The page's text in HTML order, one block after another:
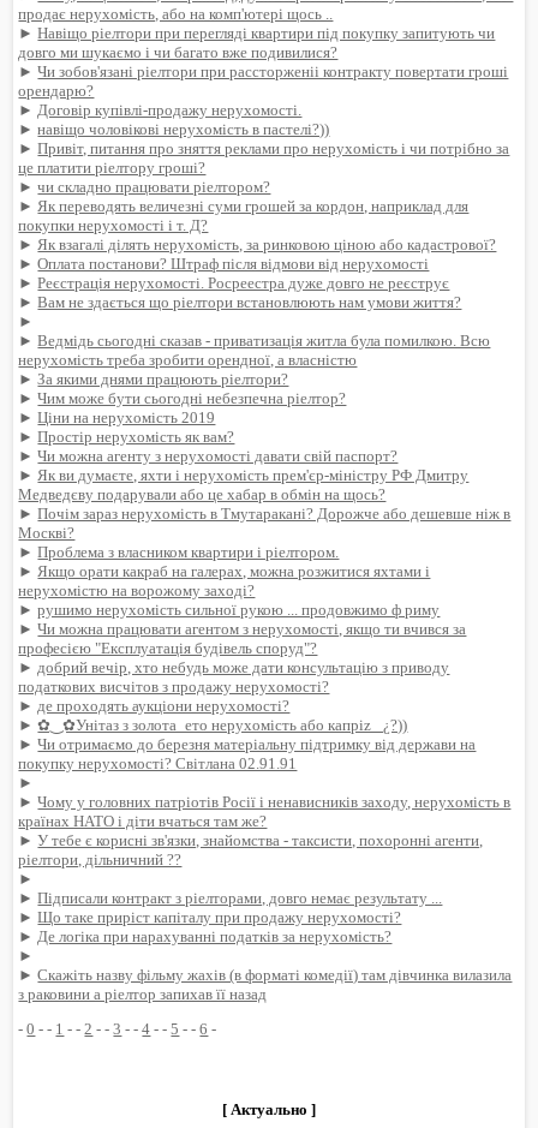
продає нерухомість, або на комп'ютері щось ..
►Навіщо ріелтори при перегляді квартири під покупку запитують чи
довго ми шукаємо і чи багато вже подивилися?
►Чи зобов'язані ріелтори при рассторженіі контракту повертати гроші
орендарю?
► Договір купівлі-продажу нерухомості.
►навіщо чоловікові нерухомість в пастелі?))
►Привіт, питання про зняття реклами про нерухомість і чи потрібно за
це платити ріелтору гроші?
►чи складно працювати ріелтором?
► Як переводять величезні суми грошей за кордон, наприклад для
покупки нерухомості і т. Д?
► Як взагалі ділять нерухомість, за ринковою ціною або кадастрової?
►Оплата постанови? Штраф після відмови від нерухомості
►Реєстрація нерухомості. Росреестра дуже довго не реєструє
►Вам не здається що ріелтори встановлюють нам умови життя?
►
►Ведмідь сьогодні сказав - приватизація житла була помилкою. Всю
нерухомість треба зробити орендної, а власністю
►За якими днями працюють ріелтори?
►Чим може бути сьогодні небезпечна ріелтор?
►Ціни на нерухомість 2019
►Простір нерухомість як вам?
►Чи можна агенту з нерухомості давати свій паспорт?
► Як ви думаєте, яхти і нерухомість прем'єр-міністру РФ Дмитру
Медведєву подарували або це хабар в обмін на щось?
►Почім зараз нерухомість в Тмутаракані? Дорожче або дешевше ніж в
Москві?
►Проблема з власником квартири і ріелтором.
► Якщо орати какраб на галерах, можна розжитися яхтами і
нерухомістю на ворожому заході?
►рушимо нерухомість сильної рукою ... продовжимо ф риму
►Чи можна працювати агентом з нерухомості, якщо ти вчився за
професією "Експлуатація будівель споруд"?
► добрий вечір, хто небудь може дати консультацію з приводу
податкових висчітов з продажу нерухомості?
► де проходять аукціони нерухомості?
►✿‿✿Унітаз з золота_ето нерухомість або капріz_ ¿?))
►Чи отримаємо до березня матеріальну підтримку від держави на
покупку нерухомості? Світлана 02.91.91
►
►Чому у головних патріотів Росії і ненависників заходу, нерухомість в
країнах НАТО і діти вчаться там же?
►У тебе є корисні зв'язки, знайомства - таксисти, похоронні агенти,
ріелтори, дільничний ??
►
►Підписали контракт з ріелторами, довго немає результату ...
►Що таке приріст капіталу при продажу нерухомості?
► Де логіка при нарахуванні податків за нерухомість?
►
►Скажіть назву фільму жахів (в форматі комедії) там дівчинка вилазила
з раковини а ріелтор запихав її назад
-0 - - 1 - - 2 - -3 - -4 - -5 - -6 -
[ Актуально ]